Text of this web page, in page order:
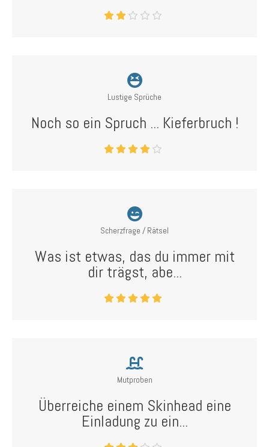
Lustige Sprüche
Noch so ein Spruch ... Kieferbruch !
Scherzfrage / Rätsel
Was ist etwas, das du immer mit
dir trägst, abe...
Mutproben
Überreiche einem Skinhead eine
Einladung zu ein...